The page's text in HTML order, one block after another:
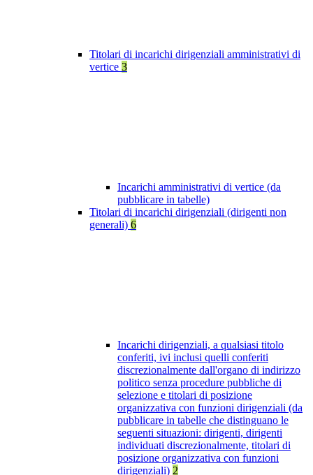
Titolari di incarichi dirigenziali amministrativi di
vertice 3
Incarichi amministrativi di vertice (da
pubblicare in tabelle)
Titolari di incarichi dirigenziali (dirigenti non
generali) 6
Incarichi dirigenziali, a qualsiasi titolo
conferiti, ivi inclusi quelli conferiti
discrezionalmente dall'organo di indirizzo
politico senza procedure pubbliche di
selezione e titolari di posizione
organizzativa con funzioni dirigenziali (da
pubblicare in tabelle che distinguano le
seguenti situazioni: dirigenti, dirigenti
individuati discrezionalmente, titolari di
posizione organizzativa con funzioni
dirigenziali) 2